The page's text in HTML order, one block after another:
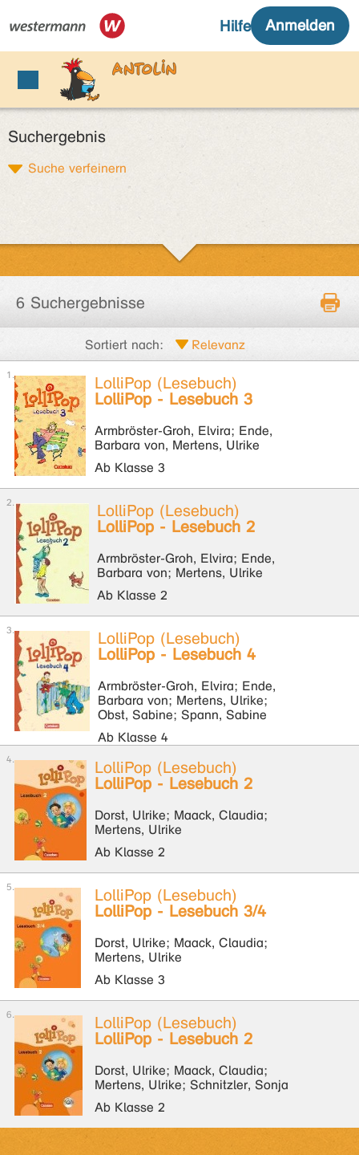
Suchergebnis
Suche verfeinern
6 Suchergebnisse
Sortiert nach:
LolliPop (Lesebuch)
LolliPop - Lesebuch 3
Armbröster-Groh, Elvira; Ende,
Barbara von, Mertens, Ulrike
Ab Klasse 3
LolliPop (Lesebuch)
LolliPop - Lesebuch 2
Armbröster-Groh, Elvira; Ende,
Barbara von; Mertens, Ulrike
Ab Klasse 2
LolliPop (Lesebuch)
LolliPop - Lesebuch 4
Armbröster-Groh, Elvira; Ende,
Barbara von; Mertens, Ulrike;
Obst, Sabine; Spann, Sabine
Ab Klasse 4
LolliPop (Lesebuch)
LolliPop - Lesebuch 2
Dorst, Ulrike; Maack, Claudia;
Mertens, Ulrike
Ab Klasse 2
LolliPop (Lesebuch)
LolliPop - Lesebuch 3/4
Dorst, Ulrike; Maack, Claudia;
Mertens, Ulrike
Ab Klasse 3
LolliPop (Lesebuch)
LolliPop - Lesebuch 2
Dorst, Ulrike; Maack, Claudia;
Mertens, Ulrike; Schnitzler, Sonja
Ab Klasse 2